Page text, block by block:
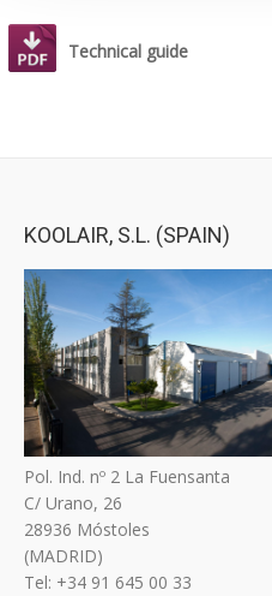
Technical guide
KOOLAIR, S.L. (SPAIN)
Pol. Ind. nº 2 La Fuensanta
C/ Urano, 26
28936 Móstoles
(MADRID)
Tel: +34 91 645 00 33